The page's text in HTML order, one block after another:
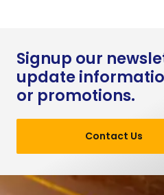
Signup our
update
or promotions.
Contact Us